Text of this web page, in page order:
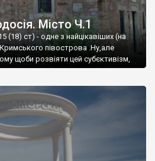
Місто Ч.1
(18) ст) - одне з найцікавіших (на
півострова .Ну,але
щоби розвіяти цей субєктивізм,